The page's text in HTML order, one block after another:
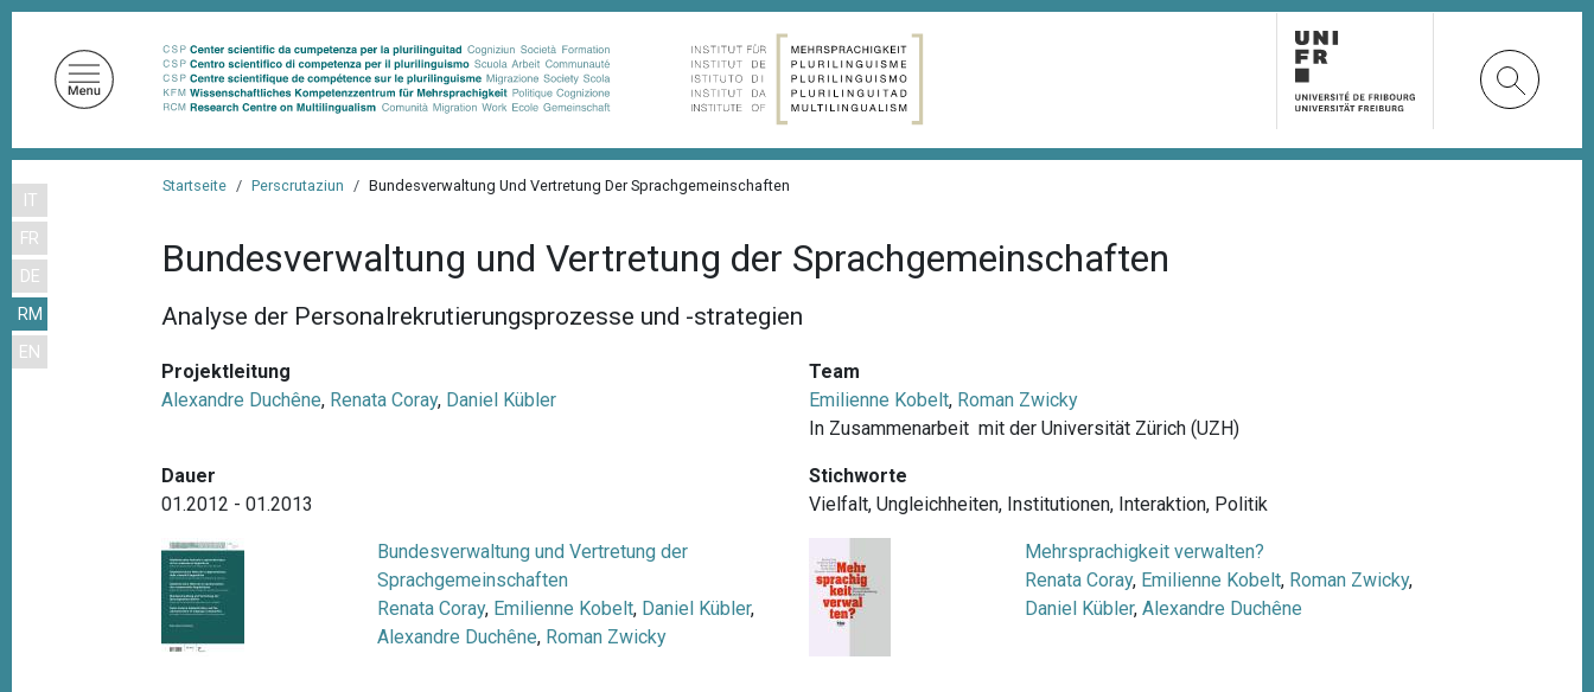
D
IT
FR
DE
RM
EN
Startseite Perscrutaziun Bundesverwaltung Und Vertretung Der Sprachgemeinschaften
Bundesverwaltung und Vertretung der Sprachgemeinschaften
Analyse der Personalrekrutierungsprozesse und -strategien
Projektleitung
Alexandre Duchêne, Renata Coray, Daniel Kübler
Team
Emilienne Kobelt, Roman Zwicky
In Zusammenarbeit mit der Universität Zürich (UZH)
Dauer
01.2012 - 01.2013
Stichworte
Vielfalt, Ungleichheiten, Institutionen, Interaktion, Politik
Bundesverwaltung und Vertretung der
Sprachgemeinschaften
Renata Coray, Emilienne Kobelt, Daniel Kübler,
Alexandre Duchêne, Roman Zwicky
Mehrsprachigkeit verwalten?
Renata Coray, Emilienne Kobelt, Roman Zwicky,
Daniel Kübler, Alexandre Duchêne